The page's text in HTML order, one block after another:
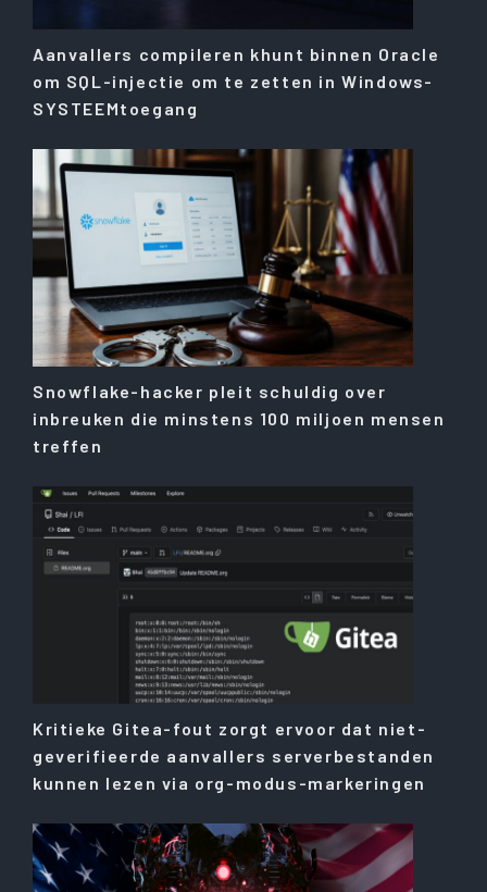
Aanvallers compileren khunt binnen Oracle
om SQL-injectie om te zetten in Windows-
SYSTEEMtoegang
Snowflake-hacker pleit schuldig over
inbreuken die minstens 100 miljoen mensen
treffen
Kritieke Gitea-fout zorgt ervoor dat niet-
geverifieerde aanvallers serverbestanden
kunnen lezen via org-modus-markeringen